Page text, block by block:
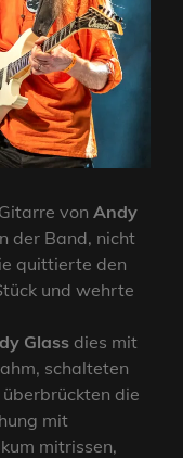
von Andy
der Band, nicht
quittierte den
und wehrte
Glass dies mit
schalteten
die
mit
mitrissen,